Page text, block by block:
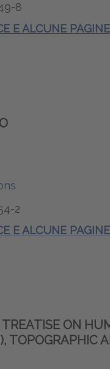
8
E ALCUNE PAGINE
2
E ALCUNE PAGINE
ON
TOPOGRAPHIC